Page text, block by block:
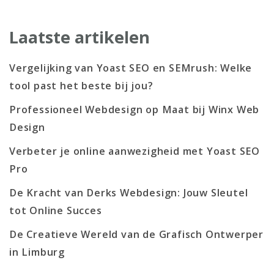
Laatste artikelen
Vergelijking van Yoast SEO en SEMrush: Welke
tool past het beste bij jou?
Professioneel Webdesign op Maat bij Winx Web
Design
Verbeter je online aanwezigheid met Yoast SEO
Pro
De Kracht van Derks Webdesign: Jouw Sleutel
tot Online Succes
De Creatieve Wereld van de Grafisch Ontwerper
in Limburg